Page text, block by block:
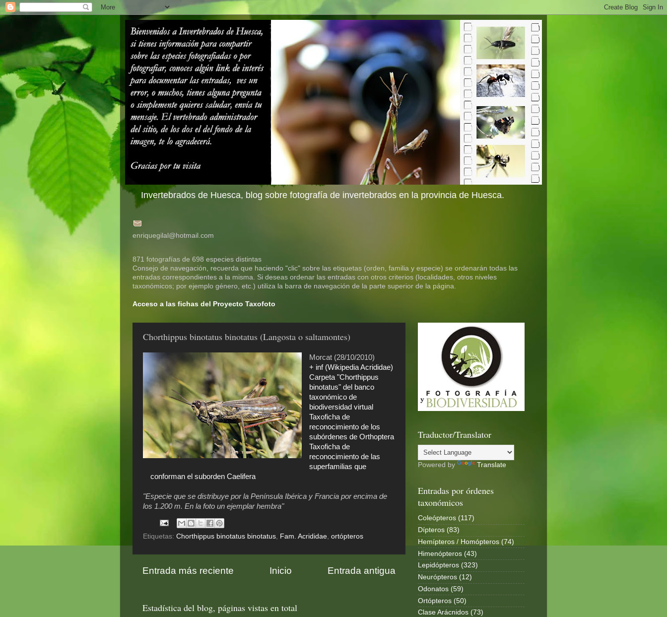
Invertebrados de Huesca, blog sobre fotografía de invertebrados en la provincia de Huesca.
enriquegilal@hotmail.com
871 fotografías de 698 especies distintas
Consejo de navegación, recuerda que haciendo "clic" sobre las etiquetas (orden, familia y especie) se ordenarán todas las
entradas correspondientes a la misma. Si deseas ordenar las entradas con otros criterios (localidades, otros niveles
taxonómicos; por ejemplo género, etc.) utiliza la barra de navegación de la parte superior de la página.
Acceso a las fichas del Proyecto Taxofoto
Chorthippus binotatus binotatus (Langosta o saltamontes)
Morcat (28/10/2010)
+ inf (Wikipedia Acrididae)
Carpeta "Chorthippus
binotatus" del banco
taxonómico de
biodiversidad virtual
Taxoficha de
reconocimiento de los
subórdenes de Orthoptera
Taxoficha de
reconocimiento de las
superfamilias que
conforman el suborden Caelifera
"Especie que se distribuye por la Península Ibérica y Francia por encima de
los 1.200 m. En la foto un ejemplar hembra"
Etiquetas: Chorthippus binotatus binotatus Fam. Acrididae ortópteros
Entrada más reciente Entrada antigua
Inicio
Estadística del blog, páginas vistas en total
Traductor/Translator
Powered by Translate
Entradas por órdenes
taxonómicos
Coleópteros (117)
Dípteros (83)
Hemípteros / Homópteros (74)
Himenópteros (43)
Lepidópteros (323)
Neurópteros (12)
Odonatos (59)
Ortópteros (50)
Clase Arácnidos (73)